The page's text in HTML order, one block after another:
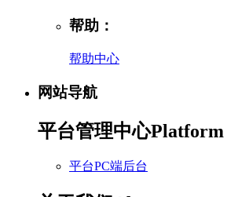
帮助：
帮助中心
网站导航
平台管理中心Platform
平台PC端后台